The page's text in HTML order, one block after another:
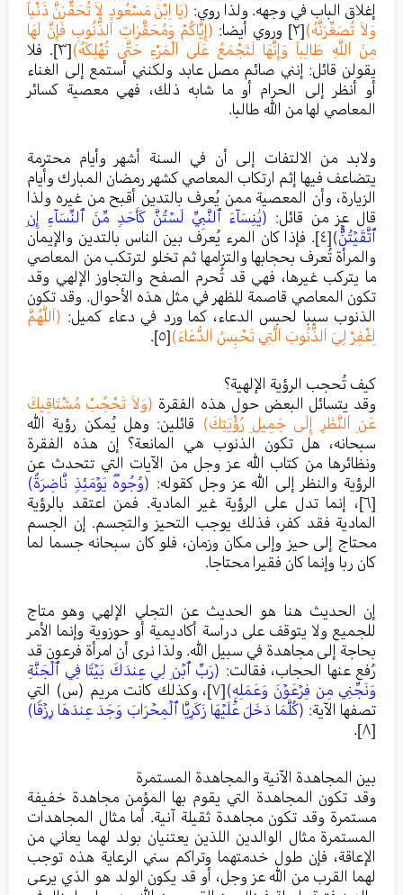
إغلاق الباب في وجهه. ولذا روي: (يَا اِبْنَ مَسْعُودٍ لاَ تُحَقِّرَنَّ ذَنْباً
وَلاَ تُصَغِّرَنَّهُ)[٢] وروي أيضا: (إِيَّاكُمْ وَمُحَقَّرَاتِ اَلذُّنُوبِ فَإِنَّ لَهَا
مِنَ اَللَّهِ طَالِباً وَإِنَّهَا لَتَجْمَعُ عَلَى اَلْمَرْءِ حَتَّى تُهْلِكَهُ)[٣]
. فلا
يقولن قائل: إنني صائم مصل عابد ولكنني أستمع إلى الغناء
أو أنظر إلى الحرام أو ما شابه ذلك، فهي معصية كسائر
المعاصي لها من الله طالبا.
ولابد من الالتفات إلى أن في السنة أشهر وأيام محترمة
يتضاعف فيها إثم ارتكاب المعاصي كشهر رمضان المبارك وأيام
الزيارة، وأن المعصية ممن يُعرف بالتدين أقبح من غيره ولذا
قال عز من قائل: (يَٰنِسَآءَ ٱلنَّبِيِّ لَسۡتُنَّ كَأَحَدࣲ مِّنَ ٱلنِّسَآءِ إِنِ
ٱتَّقَيۡتُنَّۚ)[٤]
. فإذا كان المرء يُعرف بين الناس بالتدين والإيمان
والمرأة تُعرف بحجابها والتزامها ثم تخلو لترتكب من المعاصي
ما يتركب غيرها، فهي قد تُحرم الصفح والتجاوز الإلهي وقد
تكون المعاصي قاصمة للظهر في مثل هذه الأحوال. وقد تكون
الذنوب سببا لحبس الدعاء، كما ورد في دعاء كميل: (اَللَّهُمَّ
اِغْفِرْ لِيَ اَلذُّنُوبَ اَلَّتِي تَحْبِسُ اَلدُّعَاءَ)[٥] .
كيف تُحجب الرؤية الإلهية؟
وقد يتسائل البعض حول هذه الفقرة (وَلاَ تَحْجُبْ مُشْتَاقِيكَ
عَنِ اَلنَّظَرِ إِلَى جَمِيلِ رُؤْيَتِكَ) قائلين: وهل يُمكن رؤية الله
سبحانه، هل تكون الذنوب هي المانعة؟ إن هذه الفقرة
ونظائرها من كتاب الله عز وجل من الآيات التي تتحدث عن
الرؤية والنظر إلى الله عز وجل كقوله: (وُجُوهࣱ يَوۡمَئِذࣲ نَّاضِرَةٌ)
[٦]
، إنما تدل على الرؤية غير المادية. فمن اعتقد بالرؤية
المادية فقد كفر، فذلك يوجب التحيز والتجسم. إن الجسم
محتاج إلى حيز وإلى مكان وزمان، فلو كان سبحانه جسما لما
كان ربا وإنما كان فقيرا محتاجا.
إن الحديث هنا هو الحديث عن التجلي الإلهي وهو متاج
للجميع ولا يتوقف على دراسة أكاديمية أو حوزوية وإنما الأمر
بحاجة إلى مجاهدة في سبيل الله. ولذا نرى أن امرأة فرعون قد
رُفع عنها الحجاب، فقالت: (رَبِّ ٱبۡنِ لِي عِندَكَ بَيۡتࣰا فِي ٱلۡجَنَّةِ
وَنَجِّنِي مِن فِرۡعَوۡنَ وَعَمَلِهِۦ)[٧]
، وكذلك كانت مريم (س) التي
تصفها الآية: (كُلَّمَا دَخَلَ عَلَيۡهَا زَكَرِيَّا ٱلۡمِحۡرَابَ وَجَدَ عِندَهَا رِزۡقࣰا)
[٨]
.
بين المجاهدة الآنية والمجاهدة المستمرة
وقد تكون المجاهدة التي يقوم بها المؤمن مجاهدة خفيفة
مستمرة وقد تكون مجاهدة ثقيلة آنية. أما مثال المجاهدات
المستمرة مثال الوالدين اللذين يعتنيان بولد لهما يعاني من
الإعاقة، فإن طول خدمتهما وتراكم سني الرعاية هذه توجب
لهما القرب من الله عز وجل، أو قد يكون الولد هو الذي يرعى